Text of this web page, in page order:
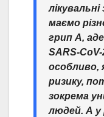
маємо
грип А,
SARS-
особливо,
ризику,
зокрема
людей. А у